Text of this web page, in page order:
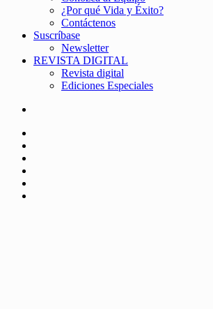
¿Por qué Vida y Éxito?
Contáctenos
Suscríbase
Newsletter
REVISTA DIGITAL
Revista digital
Ediciones Especiales